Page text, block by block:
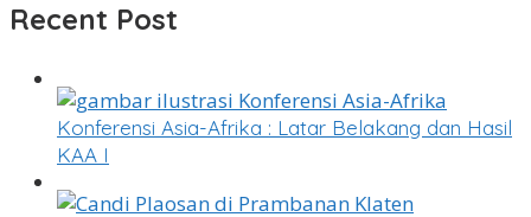
Recent Post
Konferensi Asia-Afrika : Latar Belakang dan Hasil
KAA I